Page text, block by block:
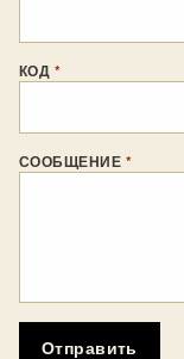
КОД *
СООБЩЕНИЕ *
Отправить